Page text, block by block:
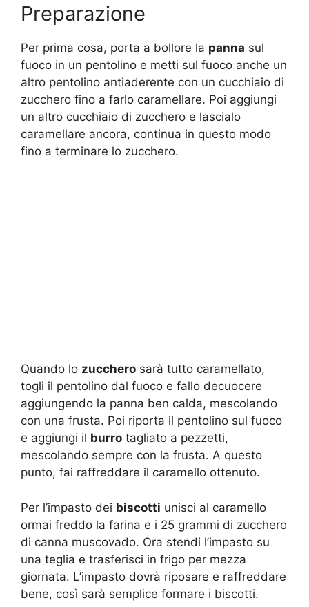
Preparazione
Per prima cosa, porta a bollore la panna sul
fuoco in un pentolino e metti sul fuoco anche un
altro pentolino antiaderente con un cucchiaio di
zucchero fino a farlo caramellare. Poi aggiungi
un altro cucchiaio di zucchero e lascialo
caramellare ancora, continua in questo modo
fino a terminare lo zucchero.
Quando lo zucchero sarà tutto caramellato,
togli il pentolino dal fuoco e fallo decuocere
aggiungendo la panna ben calda, mescolando
con una frusta. Poi riporta il pentolino sul fuoco
e aggiungi il burro tagliato a pezzetti,
mescolando sempre con la frusta. A questo
punto, fai raffreddare il caramello ottenuto.
Per l’impasto dei biscotti unisci al caramello
ormai freddo la farina e i 25 grammi di zucchero
di canna muscovado. Ora stendi l’impasto su
una teglia e trasferisci in frigo per mezza
giornata. L’impasto dovrà riposare e raffreddare
bene, così sarà semplice formare i biscotti.